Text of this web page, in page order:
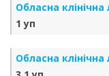
Обласна
1 уп
Обласна